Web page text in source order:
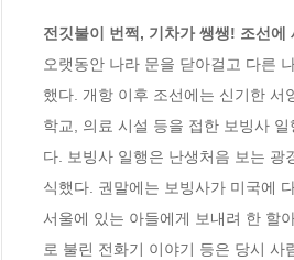
전깃불이 번쩍, 기차가 쌩쌩! 조선에
오랫동안 나라 문을 닫아걸고 다른
했다. 개항 이후 조선에는 신기한
학교, 의료 시설 등을 접한 보빙사
다. 보빙사 일행은 난생처음 보는
식했다. 권말에는 보빙사가 미국에
서울에 있는 아들에게 보내려 한 할
로 불린 전화기 이야기 등은 당시